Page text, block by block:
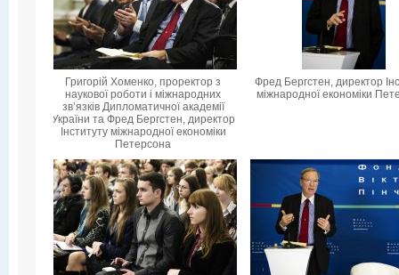
Григорій Хоменко, проректор з
наукової роботи і міжнародних
зв’язків Дипломатичної академії
України та Фред Бергстен, директор
Інституту міжнародної економіки
Петерсона
Фред Бергстен, директор
міжнародної економіки